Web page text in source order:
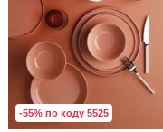
-55% по коду 5525